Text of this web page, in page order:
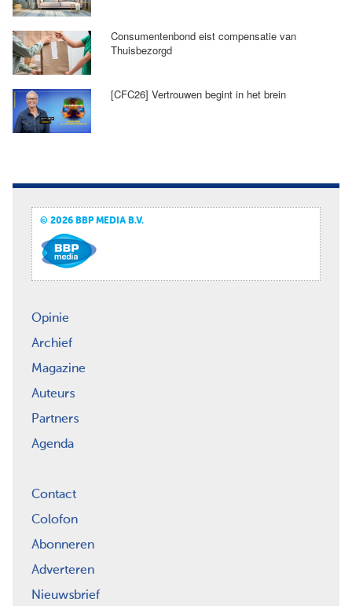
Consumentenbond eist compensatie van
Thuisbezorgd
[CFC26] Vertrouwen begint in het brein
© 2026 BBP MEDIA B.V.
Opinie
Archief
Magazine
Auteurs
Partners
Agenda
Contact
Colofon
Abonneren
Adverteren
Nieuwsbrief